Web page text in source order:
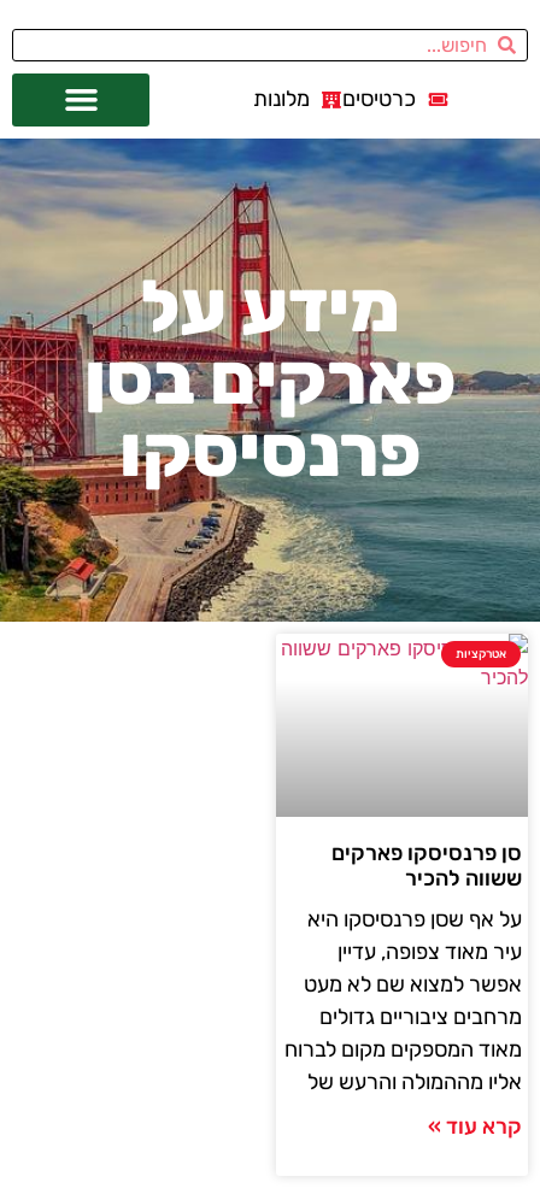
כרטיסים מלונות
מידע על
פארקים בסן
פרנסיסקו
אטרקציות
סן פרנסיסקו פארקים
ששווה להכיר
על אף שסן פרנסיסקו היא
עיר מאוד צפופה, עדיין
אפשר למצוא שם לא מעט
מרחבים ציבוריים גדולים
מאוד המספקים מקום לברוח
אליו מההמולה והרעש של
קרא עוד »